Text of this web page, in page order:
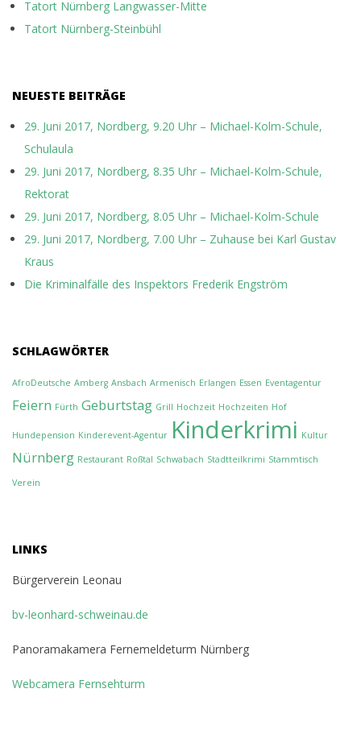
Tatort Nürnberg Langwasser-Mitte
Tatort Nürnberg-Steinbühl
NEUESTE BEITRÄGE
29. Juni 2017, Nordberg, 9.20 Uhr – Michael-Kolm-Schule,
Schulaula
29. Juni 2017, Nordberg, 8.35 Uhr – Michael-Kolm-Schule,
Rektorat
29. Juni 2017, Nordberg, 8.05 Uhr – Michael-Kolm-Schule
29. Juni 2017, Nordberg, 7.00 Uhr – Zuhause bei Karl Gustav
Kraus
Die Kriminalfälle des Inspektors Frederik Engström
SCHLAGWÖRTER
AfroDeutsche Amberg Ansbach Armenisch Erlangen Essen Eventagentur
Feiern Fürth Geburtstag Grill Hochzeit Hochzeiten Hof
Hundepension Kinderevent-Agentur Kinderkrimi Kultur
Nürnberg Restaurant Roßtal Schwabach Stadtteilkrimi Stammtisch
Verein
LINKS
Bürgerverein Leonau
bv-leonhard-schweinau.de
Panoramakamera Fernemeldeturm Nürnberg
Webcamera Fernsehturm